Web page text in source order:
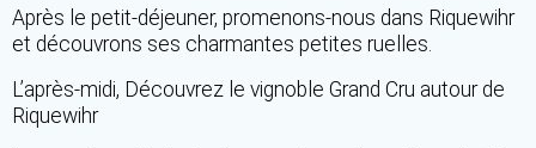
Après le petit-déjeuner, promenons-nous dans Riquewihr
et découvrons ses charmantes petites ruelles.
L’après-midi, Découvrez le vignoble Grand Cru autour de
Riquewihr